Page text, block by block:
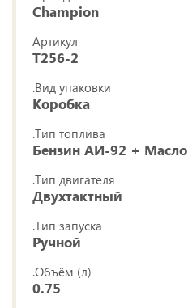
Champion
Артикул
T256-2
.Вид упаковки
Коробка
.Тип топлива
Бензин АИ-92 + Масло
.Тип двигателя
Двухтактный
.Тип запуска
Ручной
.Объём (л)
0.75